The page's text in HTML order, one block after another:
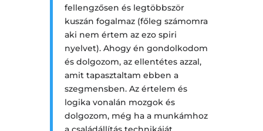
fellengzősen és legtöbbször
kuszán fogalmaz (főleg számomra
aki nem értem az ezo spiri
nyelvet). Ahogy én gondolkodom
és dolgozom, az ellentétes azzal,
amit tapasztaltam ebben a
szegmensben. Az értelem és
logika vonalán mozgok és
dolgozom, még ha a munkámhoz